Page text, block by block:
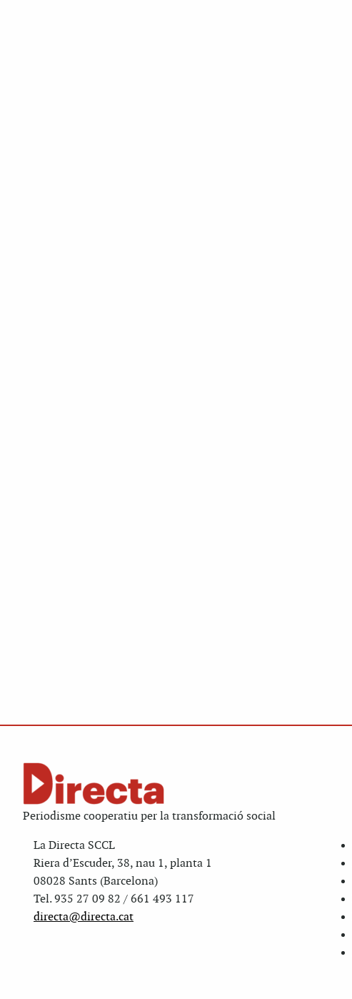
Periodisme cooperatiu per la transformació social
La Directa SCCL
Riera d’Escuder, 38, nau 1, planta 1
08028 Sants (Barcelona)
Tel. 935 27 09 82 / 661 493 117
directa@directa.cat